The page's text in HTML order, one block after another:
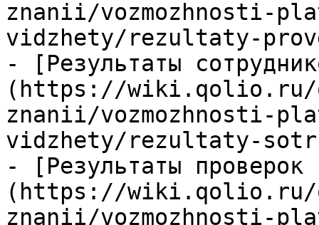
znanii/vozmozhnosti-
vidzhety/rezultaty-
- [Результаты
(https://wiki.qolio.ru/
znanii/vozmozhnosti-
vidzhety/rezultaty-
- [Результаты проверок
(https://wiki.qolio.ru/
znanii/vozmozhnosti-